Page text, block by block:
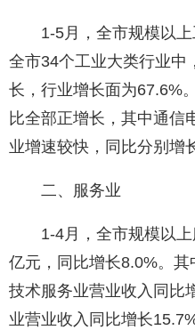
1-5月，全市规模以上
全市34个工业大类行业中
长，行业增长面为67.6%
比全部正增长，其中通信
业增速较快，同比分别增
二、服务业
1-4月，全市规模以上
亿元，同比增长8.0%。
技术服务业营业收入同比
业营业收入同比增长